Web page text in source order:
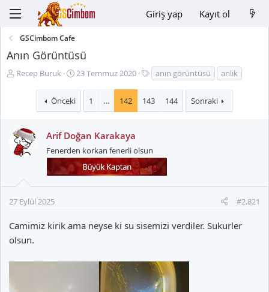
Giriş yap Kayıt ol
GSCimbom Cafe
Anın Görüntüsü
K
u
B
a
t
n
Recep Buruk
B
n
g
ı
ç
h
23 Temmuz 2020
t
i
e
r
anın görüntüsü anlık
Önceki 1 … 142 143 144 Sonraki
Arif Doğan Karakaya
Fenerden korkan fenerli olsun
27 Eylül 2025 #2.821
Camimiz kirik ama neyse ki su sisemizi verdiler. Sukurler
olsun.